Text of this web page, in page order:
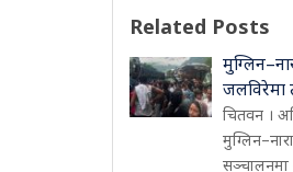
Related Posts
जलविरेमा
चितवन ।